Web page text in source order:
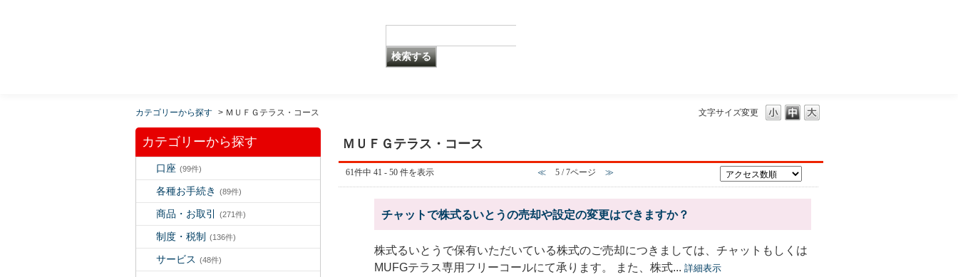
文字サイズ変更
カテゴリーから探す > ＭＵＦＧテラス・コース
カテゴリーから探す
口座 (99件)
各種お手続き (89件)
商品・お取引 (271件)
制度・税制 (136件)
サービス (48件)
ＭＵＦＧテラス・コース
61件中 41 - 50 件を表示 ≪ 5 / 7ページ ≫
チャットで株式るいとうの売却や設定の変更はできますか？
株式るいとうで保有いただいている株式のご売却につきましては、チャットもしくは
MUFGテラス専用フリーコールにて承ります。 また、株式... 詳細表示